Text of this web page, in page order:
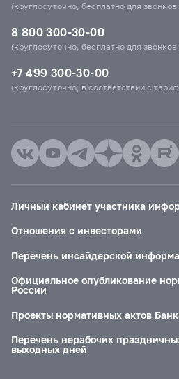
(круглосуточно, бесплатно для
8 800 300-30-00
(круглосуточно, бесплатно для
+7 499 300-30-00
(круглосуточно, в соответствии с
Личный кабинет участника
Отношения с инвесторами
Перечень инсайдерской
Официальное опубликование
России
Проекты нормативных актов
Перечень нерабочих
выходных дней